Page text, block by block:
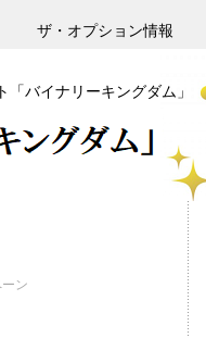
ザ・オプション情報
バイナリーキングダム」
ン